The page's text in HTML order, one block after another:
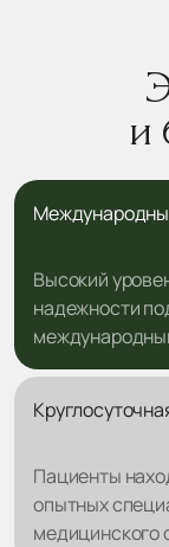
и
Высокий
надежности
Пациенты
опытных
медицинского